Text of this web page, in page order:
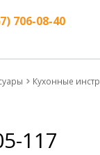
706-08-40
Кухонные
117